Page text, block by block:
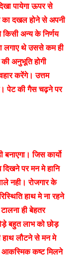
पायेगा ऊपर से
का दखल होने से अपनी
अन्य के निर्णय
लगाए थे उससे कम ही
अनुभूति होगी
करेंगे। उत्तम
पेट की गैस चढ़ने पर
जिस कार्यो
पर मन मे हानि
नही। रोजगार के
हाथ मे ना रहने
ही बेहतर
बहुत लाभ को छोड़
लौटने से मन मे
आकस्मिक कष्ट मिलने